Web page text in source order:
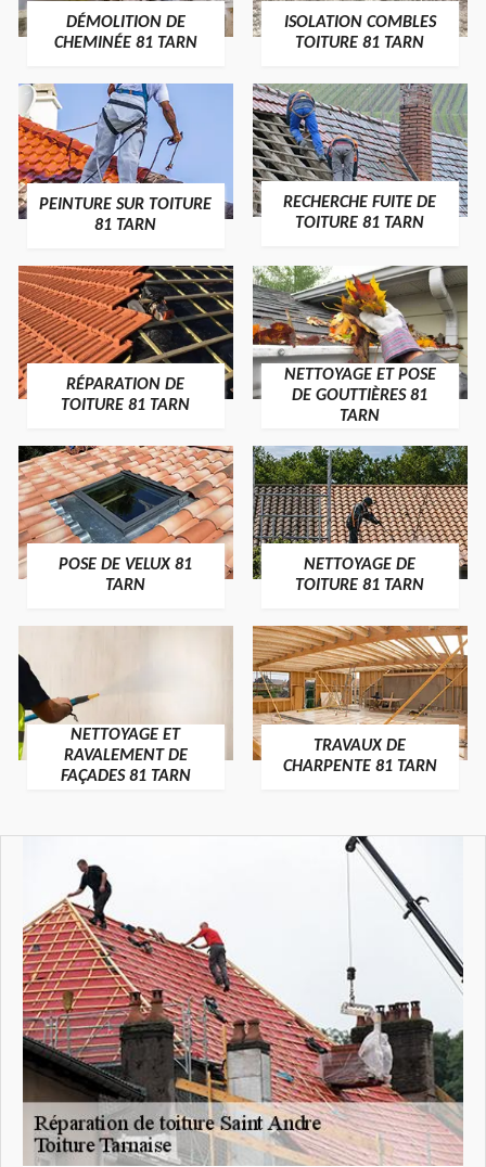
DÉMOLITION DE
CHEMINÉE 81 TARN
ISOLATION COMBLES
TOITURE 81 TARN
PEINTURE SUR TOITURE
81 TARN
RECHERCHE FUITE DE
TOITURE 81 TARN
RÉPARATION DE
TOITURE 81 TARN
NETTOYAGE ET POSE
DE GOUTTIÈRES 81
TARN
POSE DE VELUX 81
TARN
NETTOYAGE DE
TOITURE 81 TARN
NETTOYAGE ET
RAVALEMENT DE
FAÇADES 81 TARN
TRAVAUX DE
CHARPENTE 81 TARN